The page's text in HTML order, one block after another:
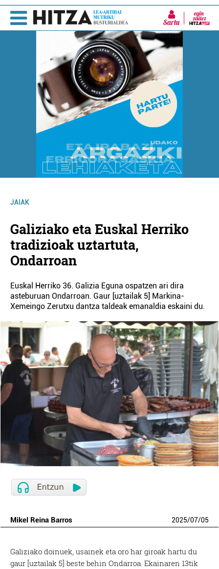
Sartu
JAIAK
Galiziako eta Euskal Herriko
tradizioak uztartuta,
Ondarroan
Euskal Herriko 36. Galizia Eguna ospatzen ari dira
asteburuan Ondarroan. Gaur [uztailak 5] Markina-
Xemeingo Zerutxu dantza taldeak emanaldia eskaini du.
Mikel Reina Barros 2025/07/05
Galiziako doinuek, usainek eta oro har giroak hartu du
gaur [uztailak 5] beste behin Ondarroa. Ekainaren 13tik